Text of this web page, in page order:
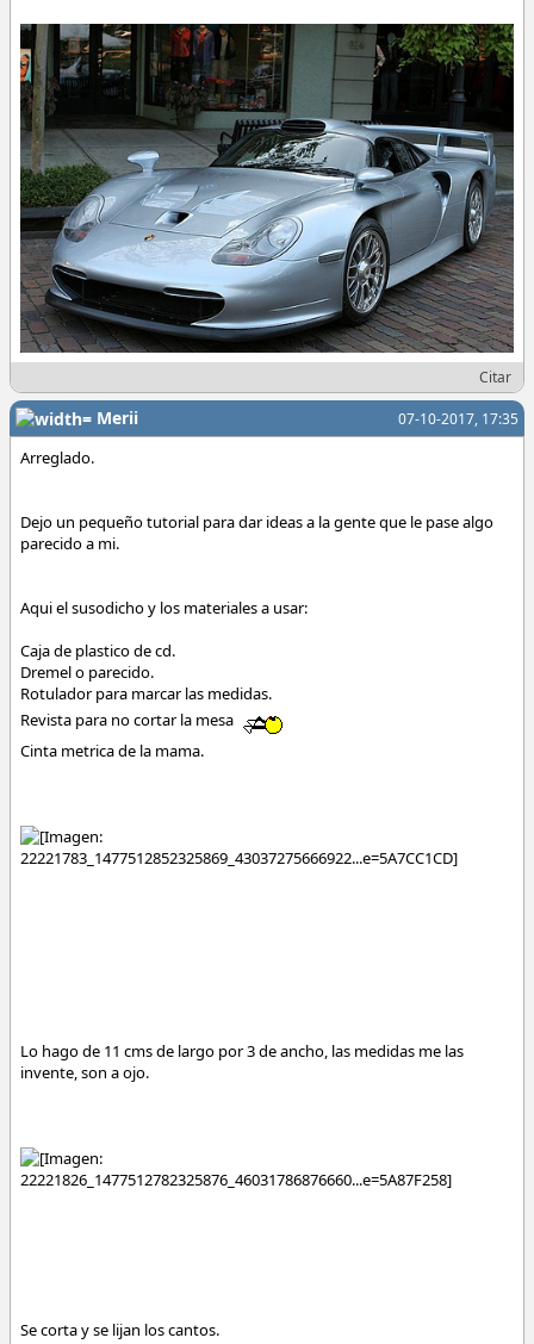
Citar
07-10-2017, 17:35
Merii
Arreglado.
Dejo un pequeño tutorial para dar ideas a la gente que le pase algo
parecido a mi.
Aqui el susodicho y los materiales a usar:
Caja de plastico de cd.
Dremel o parecido.
Rotulador para marcar las medidas.
Revista para no cortar la mesa
Cinta metrica de la mama.
Lo hago de 11 cms de largo por 3 de ancho, las medidas me las
invente, son a ojo.
Se corta y se lijan los cantos.